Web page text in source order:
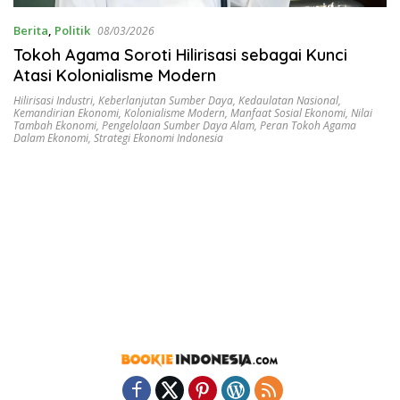
Berita, Politik 08/03/2026
Tokoh Agama Soroti Hilirisasi sebagai Kunci
Atasi Kolonialisme Modern
Hilirisasi Industri, Keberlanjutan Sumber Daya, Kedaulatan Nasional,
Kemandirian Ekonomi, Kolonialisme Modern, Manfaat Sosial Ekonomi, Nilai
Tambah Ekonomi, Pengelolaan Sumber Daya Alam, Peran Tokoh Agama
Dalam Ekonomi, Strategi Ekonomi Indonesia